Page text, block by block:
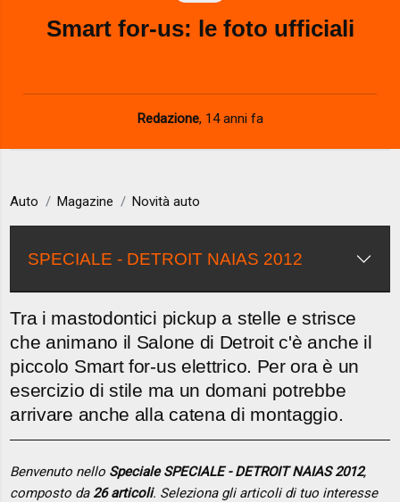
Smart for-us: le foto ufficiali
Redazione, 14 anni fa
Auto Magazine Novità auto
SPECIALE - DETROIT NAIAS 2012
Tra i mastodontici pickup a stelle e strisce
che animano il Salone di Detroit c'è anche il
piccolo Smart for-us elettrico. Per ora è un
esercizio di stile ma un domani potrebbe
arrivare anche alla catena di montaggio.
Benvenuto nello Speciale SPECIALE - DETROIT NAIAS 2012,
composto da 26 articoli. Seleziona gli articoli di tuo interesse